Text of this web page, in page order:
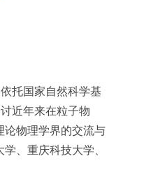
托国家自然科学基
近年来在粒子物
论物理学界的交流与
、重庆科技大学、